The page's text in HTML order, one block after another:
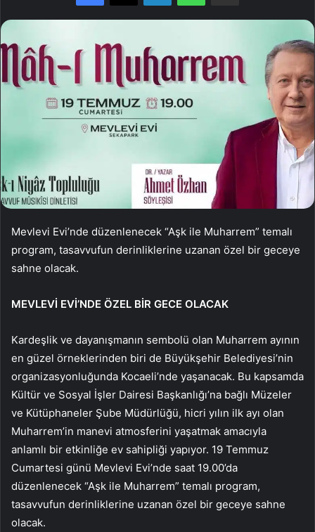
Mevlevi Evi’nde düzenlenecek “Aşk ile Muharrem” temalı
program, tasavvufun derinliklerine uzanan özel bir geceye
sahne olacak.
MEVLEVİ EVİ’NDE ÖZEL BİR GECE OLACAK
Kardeşlik ve dayanışmanın sembolü olan Muharrem ayının
en güzel örneklerinden biri de Büyükşehir Belediyesi’nin
organizasyonluğunda Kocaeli’nde yaşanacak. Bu kapsamda
Kültür ve Sosyal İşler Dairesi Başkanlığı’na bağlı Müzeler
ve Kütüphaneler Şube Müdürlüğü, hicri yılın ilk ayı olan
Muharrem’in manevi atmosferini yaşatmak amacıyla
anlamlı bir etkinliğe ev sahipliği yapıyor. 19 Temmuz
Cumartesi günü Mevlevi Evi’nde saat 19.00’da
düzenlenecek “Aşk ile Muharrem” temalı program,
tasavvufun derinliklerine uzanan özel bir geceye sahne
olacak.